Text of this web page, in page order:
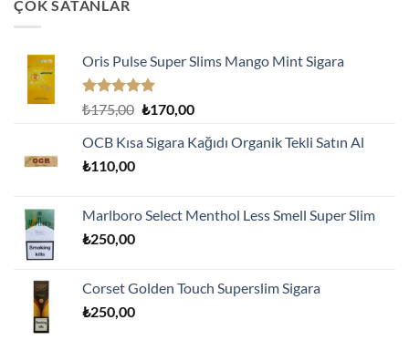
ÇOK SATANLAR
Oris Pulse Super Slims Mango Mint Sigara
5 üzerinden
oy
aldı
₺175,00 Orijinal
₺175,00.
₺170,00Şu
fiyat:
OCB Kısa Sigara Kağıdı Organik Tekli Satın Al
₺110,00
Marlboro Select Menthol Less Smell Super Slim
₺250,00
Corset Golden Touch Superslim Sigara
₺250,00